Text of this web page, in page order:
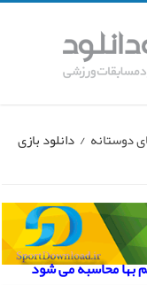
دوستانه / دانلود بازی
بها محاسبه می شود